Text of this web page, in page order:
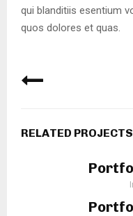
qui blanditiis esentium
quos dolores et quas.
RELATED PROJECTS